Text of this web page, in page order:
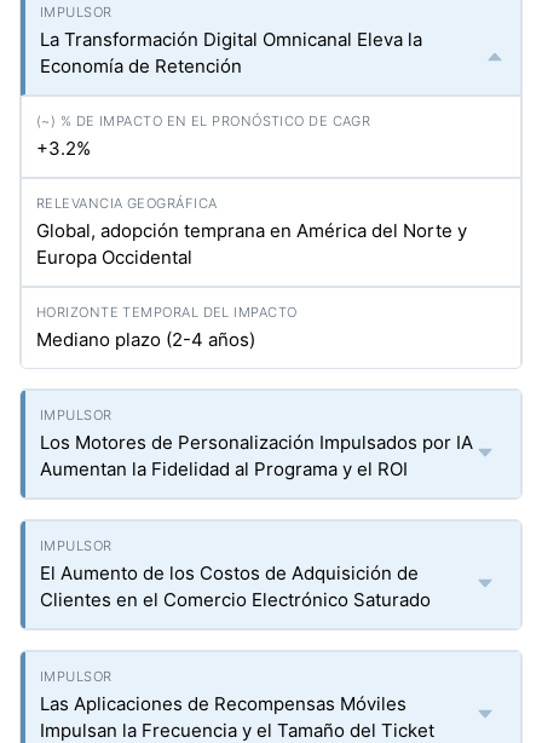
La Transformación Digital Omnicanal Eleva la
Economía de Retención
+3.2%
Global, adopción temprana en América del Norte y
Europa Occidental
Mediano plazo (2-4 años)
Los Motores de Personalización Impulsados por IA
Aumentan la Fidelidad al Programa y el ROI
El Aumento de los Costos de Adquisición de
Clientes en el Comercio Electrónico Saturado
Las Aplicaciones de Recompensas Móviles
Impulsan la Frecuencia y el Tamaño del Ticket